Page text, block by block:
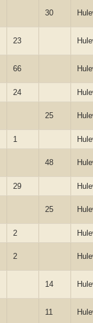
30
23
66
24
25
1
48
29
25
2
2
14
11